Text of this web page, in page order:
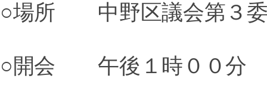
○場所 中野区議会第３委
○開会 午後１時００分